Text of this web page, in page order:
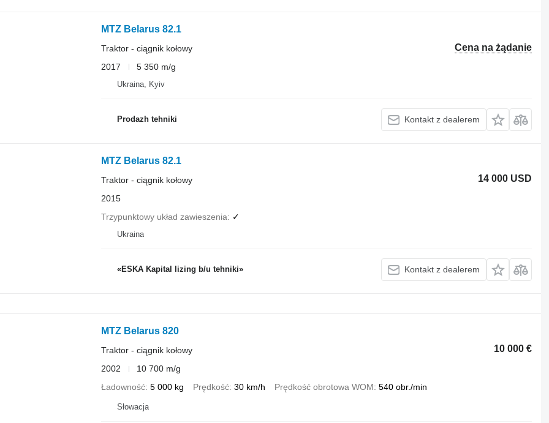
MTZ Belarus 82.1
Cena na żądanie
Traktor - ciągnik kołowy
2017
5 350 m/g
Ukraina, Kyiv
Prodazh tehniki Kontakt z dealerem
MTZ Belarus 82.1
14 000 USD
Traktor - ciągnik kołowy
2015
Trzypunktowy układ zawieszenia
✓
Ukraina
«ESKA Kapital lizing b/u tehniki» Kontakt z dealerem
MTZ Belarus 820
10 000 €
Traktor - ciągnik kołowy
2002
10 700 m/g
Ładowność 5 000 kg Prędkość 30 km/h Prędkość obrotowa WOM 540 obr./min
Słowacja